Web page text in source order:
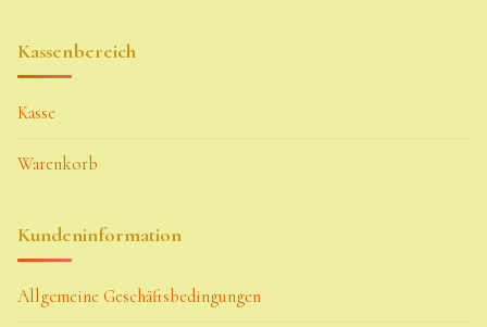
Kassenbereich
Kasse
Warenkorb
Kundeninformation
Allgemeine Geschäftsbedingungen